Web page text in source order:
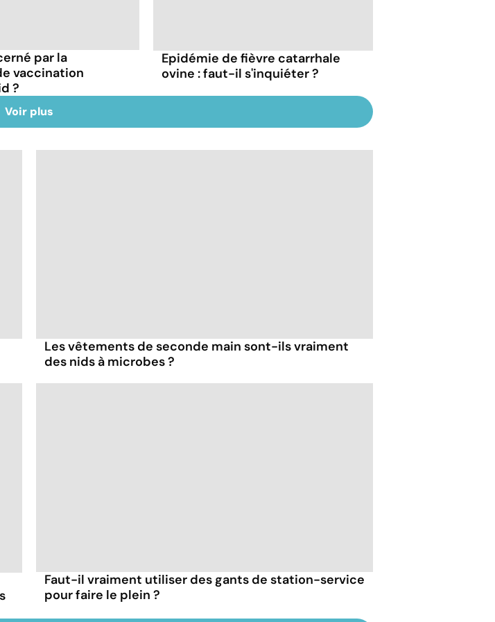
par la
vaccination
?
Epidémie de fièvre catarrhale
ovine : faut-il s'inquiéter ?
Voir plus
Les vêtements de seconde main sont-ils vraiment
des nids à microbes ?
Faut-il vraiment utiliser des gants de station-service
pour faire le plein ?